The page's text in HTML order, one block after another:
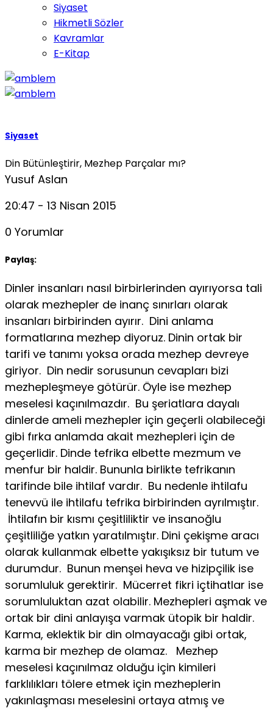
Siyaset
Hikmetli Sözler
Kavramlar
E-Kitap
Siyaset
Din Bütünleştirir, Mezhep Parçalar mı?
Yusuf Aslan
20:47 - 13 Nisan 2015
0 Yorumlar
Paylaş:
Dinler insanları nasıl birbirlerinden ayırıyorsa tali
olarak mezhepler de inanç sınırları olarak
insanları birbirinden ayırır. Dini anlama
formatlarına mezhep diyoruz. Dinin ortak bir
tarifi ve tanımı yoksa orada mezhep devreye
giriyor. Din nedir sorusunun cevapları bizi
mezhepleşmeye götürür. Öyle ise mezhep
meselesi kaçınılmazdır. Bu şeriatlara dayalı
dinlerde ameli mezhepler için geçerli olabileceği
gibi fırka anlamda akait mezhepleri için de
geçerlidir. Dinde tefrika elbette mezmum ve
menfur bir haldir. Bununla birlikte tefrikanın
tarifinde bile ihtilaf vardır. Bu nedenle ihtilafu
tenevvü ile ihtilafu tefrika birbirinden ayrılmıştır.
İhtilafın bir kısmı çeşitliliktir ve insanoğlu
çeşitliliğe yatkın yaratılmıştır. Dini çekişme aracı
olarak kullanmak elbette yakışıksız bir tutum ve
durumdur. Bunun menşei heva ve hizipçilik ise
sorumluluk gerektirir. Mücerret fikri içtihatlar ise
sorumluluktan azat olabilir. Mezhepleri aşmak ve
ortak bir dini anlayışa varmak ütopik bir haldir.
Karma, eklektik bir din olmayacağı gibi ortak,
karma bir mezhep de olamaz. Mezhep
meselesi kaçınılmaz olduğu için kimileri
farklılıkları tölere etmek için mezheplerin
yakınlaşması meselesini ortaya atmış ve